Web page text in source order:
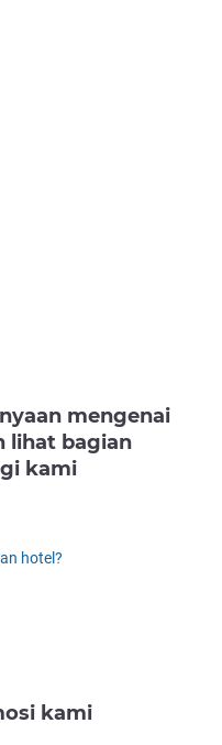
mengenai
lihat bagian
kami
hotel?
kami